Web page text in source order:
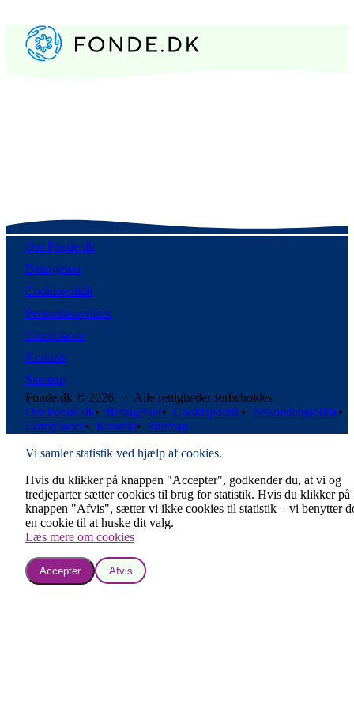
Om Fonde.dk
Betingelser
Cookiepolitik
Persondatapolitik
Compliance
Kontakt
Sitemap
Fonde.dk © 2026 · Alle rettigheder forbeholdes
Om Fonde.dk• Betingelser• Cookiepolitik• Persondatapolitik•
Compliance• Kontakt• Sitemap
Vi samler statistik ved hjælp af cookies.
Hvis du klikker på knappen "Accepter", godkender du, at vi og
tredjeparter sætter cookies til brug for statistik. Hvis du klikker på
knappen "Afvis", sætter vi ikke cookies til statistik – vi benytter
en cookie til at huske dit valg.
Læs mere om cookies
Accepter Afvis